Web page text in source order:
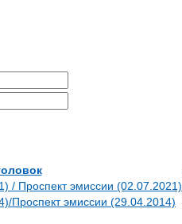
/ Проспект эмиссии (02.07.2021)
Проспект эмиссии (29.04.2014)